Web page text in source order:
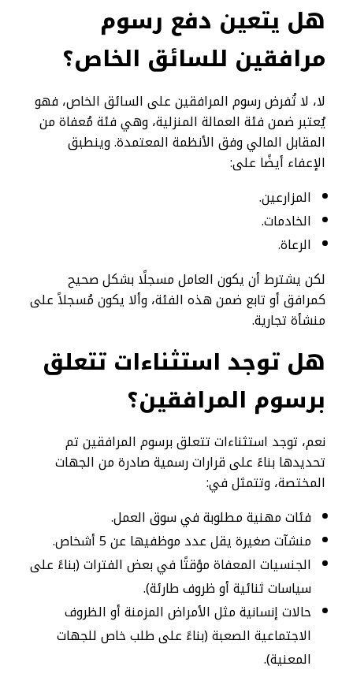
هل يتعين دفع رسوم
مرافقين للسائق الخاص؟
لا، لا تُفرض رسوم المرافقين على السائق الخاص، فهو
يُعتبر ضمن فئة العمالة المنزلية، وهي فئة مُعفاة من
المقابل المالي وفق الأنظمة المعتمدة. وينطبق
الإعفاء أيضًا على:
المزارعين.
الخادمات.
الرعاة.
لكن يشترط أن يكون العامل مسجلًا بشكل صحيح
كمرافق أو تابع ضمن هذه الفئة، وألا يكون مُسجلاً على
منشأة تجارية.
هل توجد استثناءات تتعلق
برسوم المرافقين؟
نعم، توجد استثناءات تتعلق برسوم المرافقين تم
تحديدها بناءً على قرارات رسمية صادرة من الجهات
المختصة، وتتمثل في:
فئات مهنية مطلوبة في سوق العمل.
منشآت صغيرة يقل عدد موظفيها عن 5 أشخاص.
الجنسيات المعفاة مؤقتًا في بعض الفترات (بناءً على
سياسات ثنائية أو ظروف طارئة).
حالات إنسانية مثل الأمراض المزمنة أو الظروف
الاجتماعية الصعبة (بناءً على طلب خاص للجهات
المعنية).